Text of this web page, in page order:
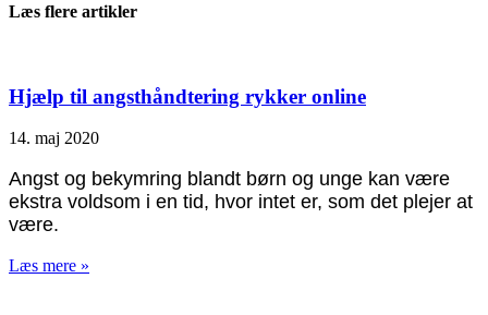
Læs flere artikler
Hjælp til angsthåndtering rykker online
14. maj 2020
Angst og bekymring blandt børn og unge kan være
ekstra voldsom i en tid, hvor intet er, som det plejer at
være.
Læs mere »